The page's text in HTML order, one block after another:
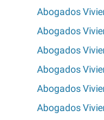
Abogados
Abogados
Abogados
Abogados
Abogados
Abogados